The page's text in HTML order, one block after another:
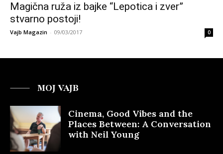
Magična ruža iz bajke “Lepotica i zver”
stvarno postoji!
Vajb Magazin - 09/03/2017 0
MOJ VAJB
Cinema, Good Vibes and the
Places Between: A Conversation
with Neil Young